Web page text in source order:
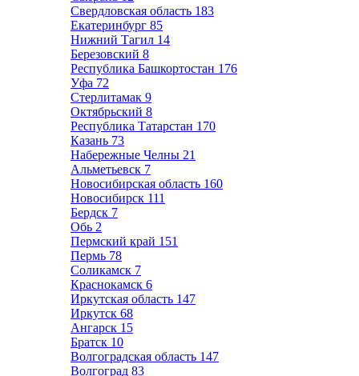
Свердловская область 183
Екатеринбург 85
Нижний Тагил 14
Березовский 8
Республика Башкортостан 176
Уфа 72
Стерлитамак 9
Октябрьский 8
Республика Татарстан 170
Казань 73
Набережные Челны 21
Альметьевск 7
Новосибирская область 160
Новосибирск 111
Бердск 7
Обь 2
Пермский край 151
Пермь 78
Соликамск 7
Краснокамск 6
Иркутская область 147
Иркутск 68
Ангарск 15
Братск 10
Волгоградская область 147
Волгоград 83